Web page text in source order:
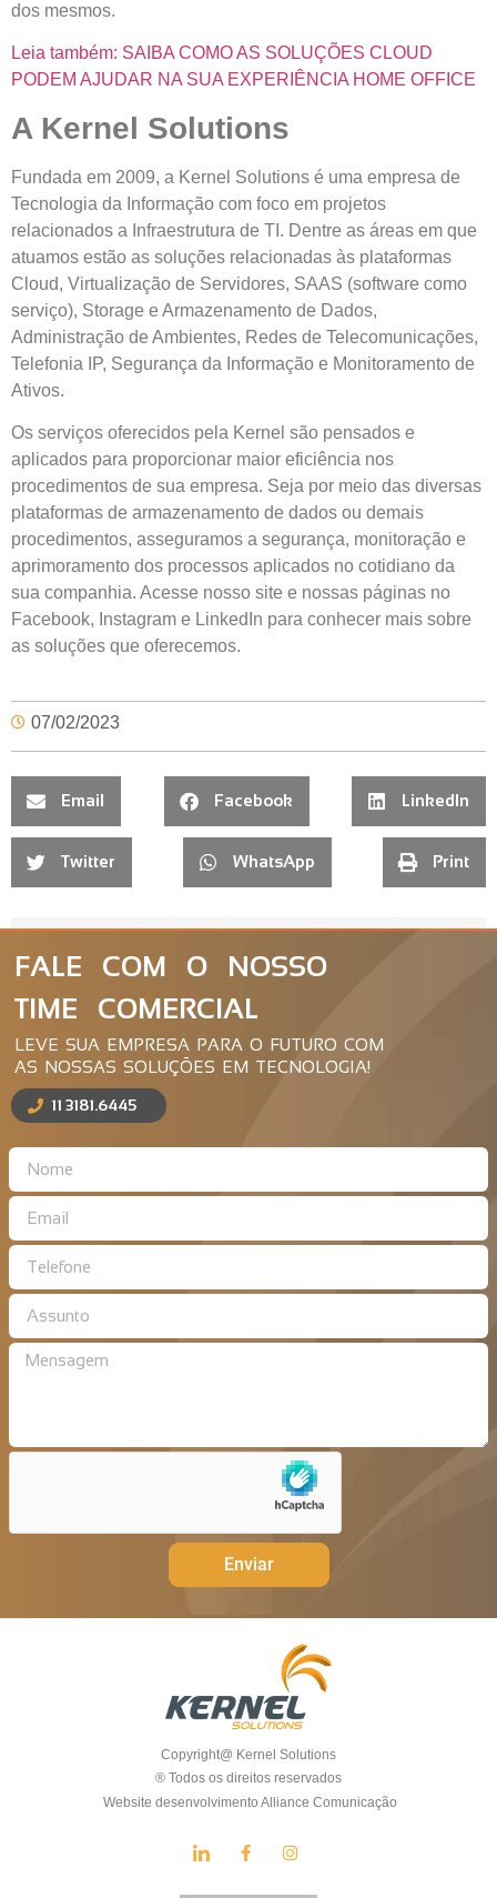
dos mesmos.
Leia também: SAIBA COMO AS SOLUÇÕES CLOUD
PODEM AJUDAR NA SUA EXPERIÊNCIA HOME OFFICE
A Kernel Solutions
Fundada em 2009, a Kernel Solutions é uma empresa de
Tecnologia da Informação com foco em projetos
relacionados a Infraestrutura de TI. Dentre as áreas em que
atuamos estão as soluções relacionadas às plataformas
Cloud, Virtualização de Servidores, SAAS (software como
serviço), Storage e Armazenamento de Dados,
Administração de Ambientes, Redes de Telecomunicações,
Telefonia IP, Segurança da Informação e Monitoramento de
Ativos.
Os serviços oferecidos pela Kernel são pensados e
aplicados para proporcionar maior eficiência nos
procedimentos de sua empresa. Seja por meio das diversas
plataformas de armazenamento de dados ou demais
procedimentos, asseguramos a segurança, monitoração e
aprimoramento dos processos aplicados no cotidiano da
sua companhia. Acesse nosso site e nossas páginas no
Facebook, Instagram e LinkedIn para conhecer mais sobre
as soluções que oferecemos.
07/02/2023
Email Facebook LinkedIn
Twitter WhatsApp Print
FALE COM O NOSSO
TIME COMERCIAL
LEVE SUA EMPRESA PARA O FUTURO COM
AS NOSSAS SOLUÇÕES EM TECNOLOGIA!
11 3181.6445
Enviar
Copyright@ Kernel Solutions
® Todos os direitos reservados
Website desenvolvimento Alliance Comunicação